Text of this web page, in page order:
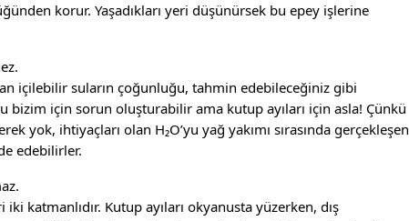
korur. Yaşadıkları yeri düşünürsek bu epey işlerine
içilebilir suların çoğunluğu, tahmin edebileceğiniz gibi
bizim için sorun oluşturabilir ama kutup ayıları için asla! Çünkü
yok, ihtiyaçları olan H₂O’yu yağ yakımı sırasında gerçekleşen
edebilirler.
iki katmanlıdır. Kutup ayıları okyanusta yüzerken, dış